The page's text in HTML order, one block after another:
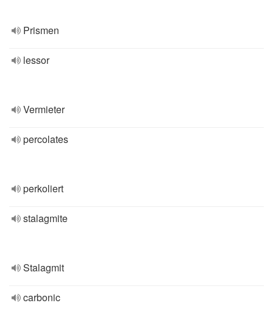
Prismen
lessor
Vermieter
percolates
perkoliert
stalagmite
Stalagmit
carbonic